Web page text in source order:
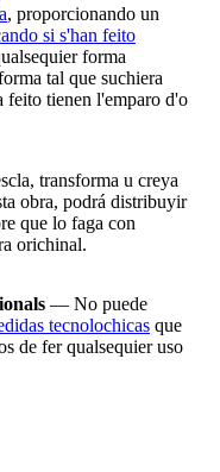
, proporcionando un
si s'han feito
forma
tal que suchiera
feito tienen l'emparo d'o
transforma u creya
obra, podrá distribuyir
que lo faga con
orichinal.
— No puede
tecnolochicas que
de fer qualsequier uso